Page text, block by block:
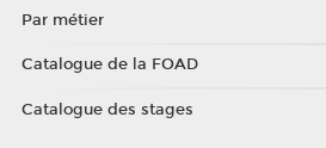
Par métier
Catalogue de la FOAD
Catalogue des stages